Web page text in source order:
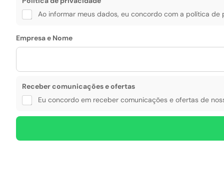
Ao informar meus dados, eu concordo com a política de
Empresa e Nome
Receber comunicações e ofertas
Eu concordo em receber comunicações e ofertas de